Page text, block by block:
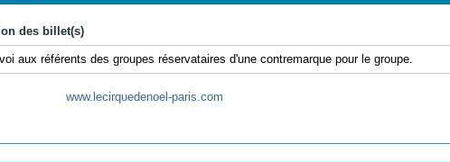
des billet(s)
aux référents des groupes réservataires d'une contremarque pour le groupe.
www.lecirquedenoel-paris.com